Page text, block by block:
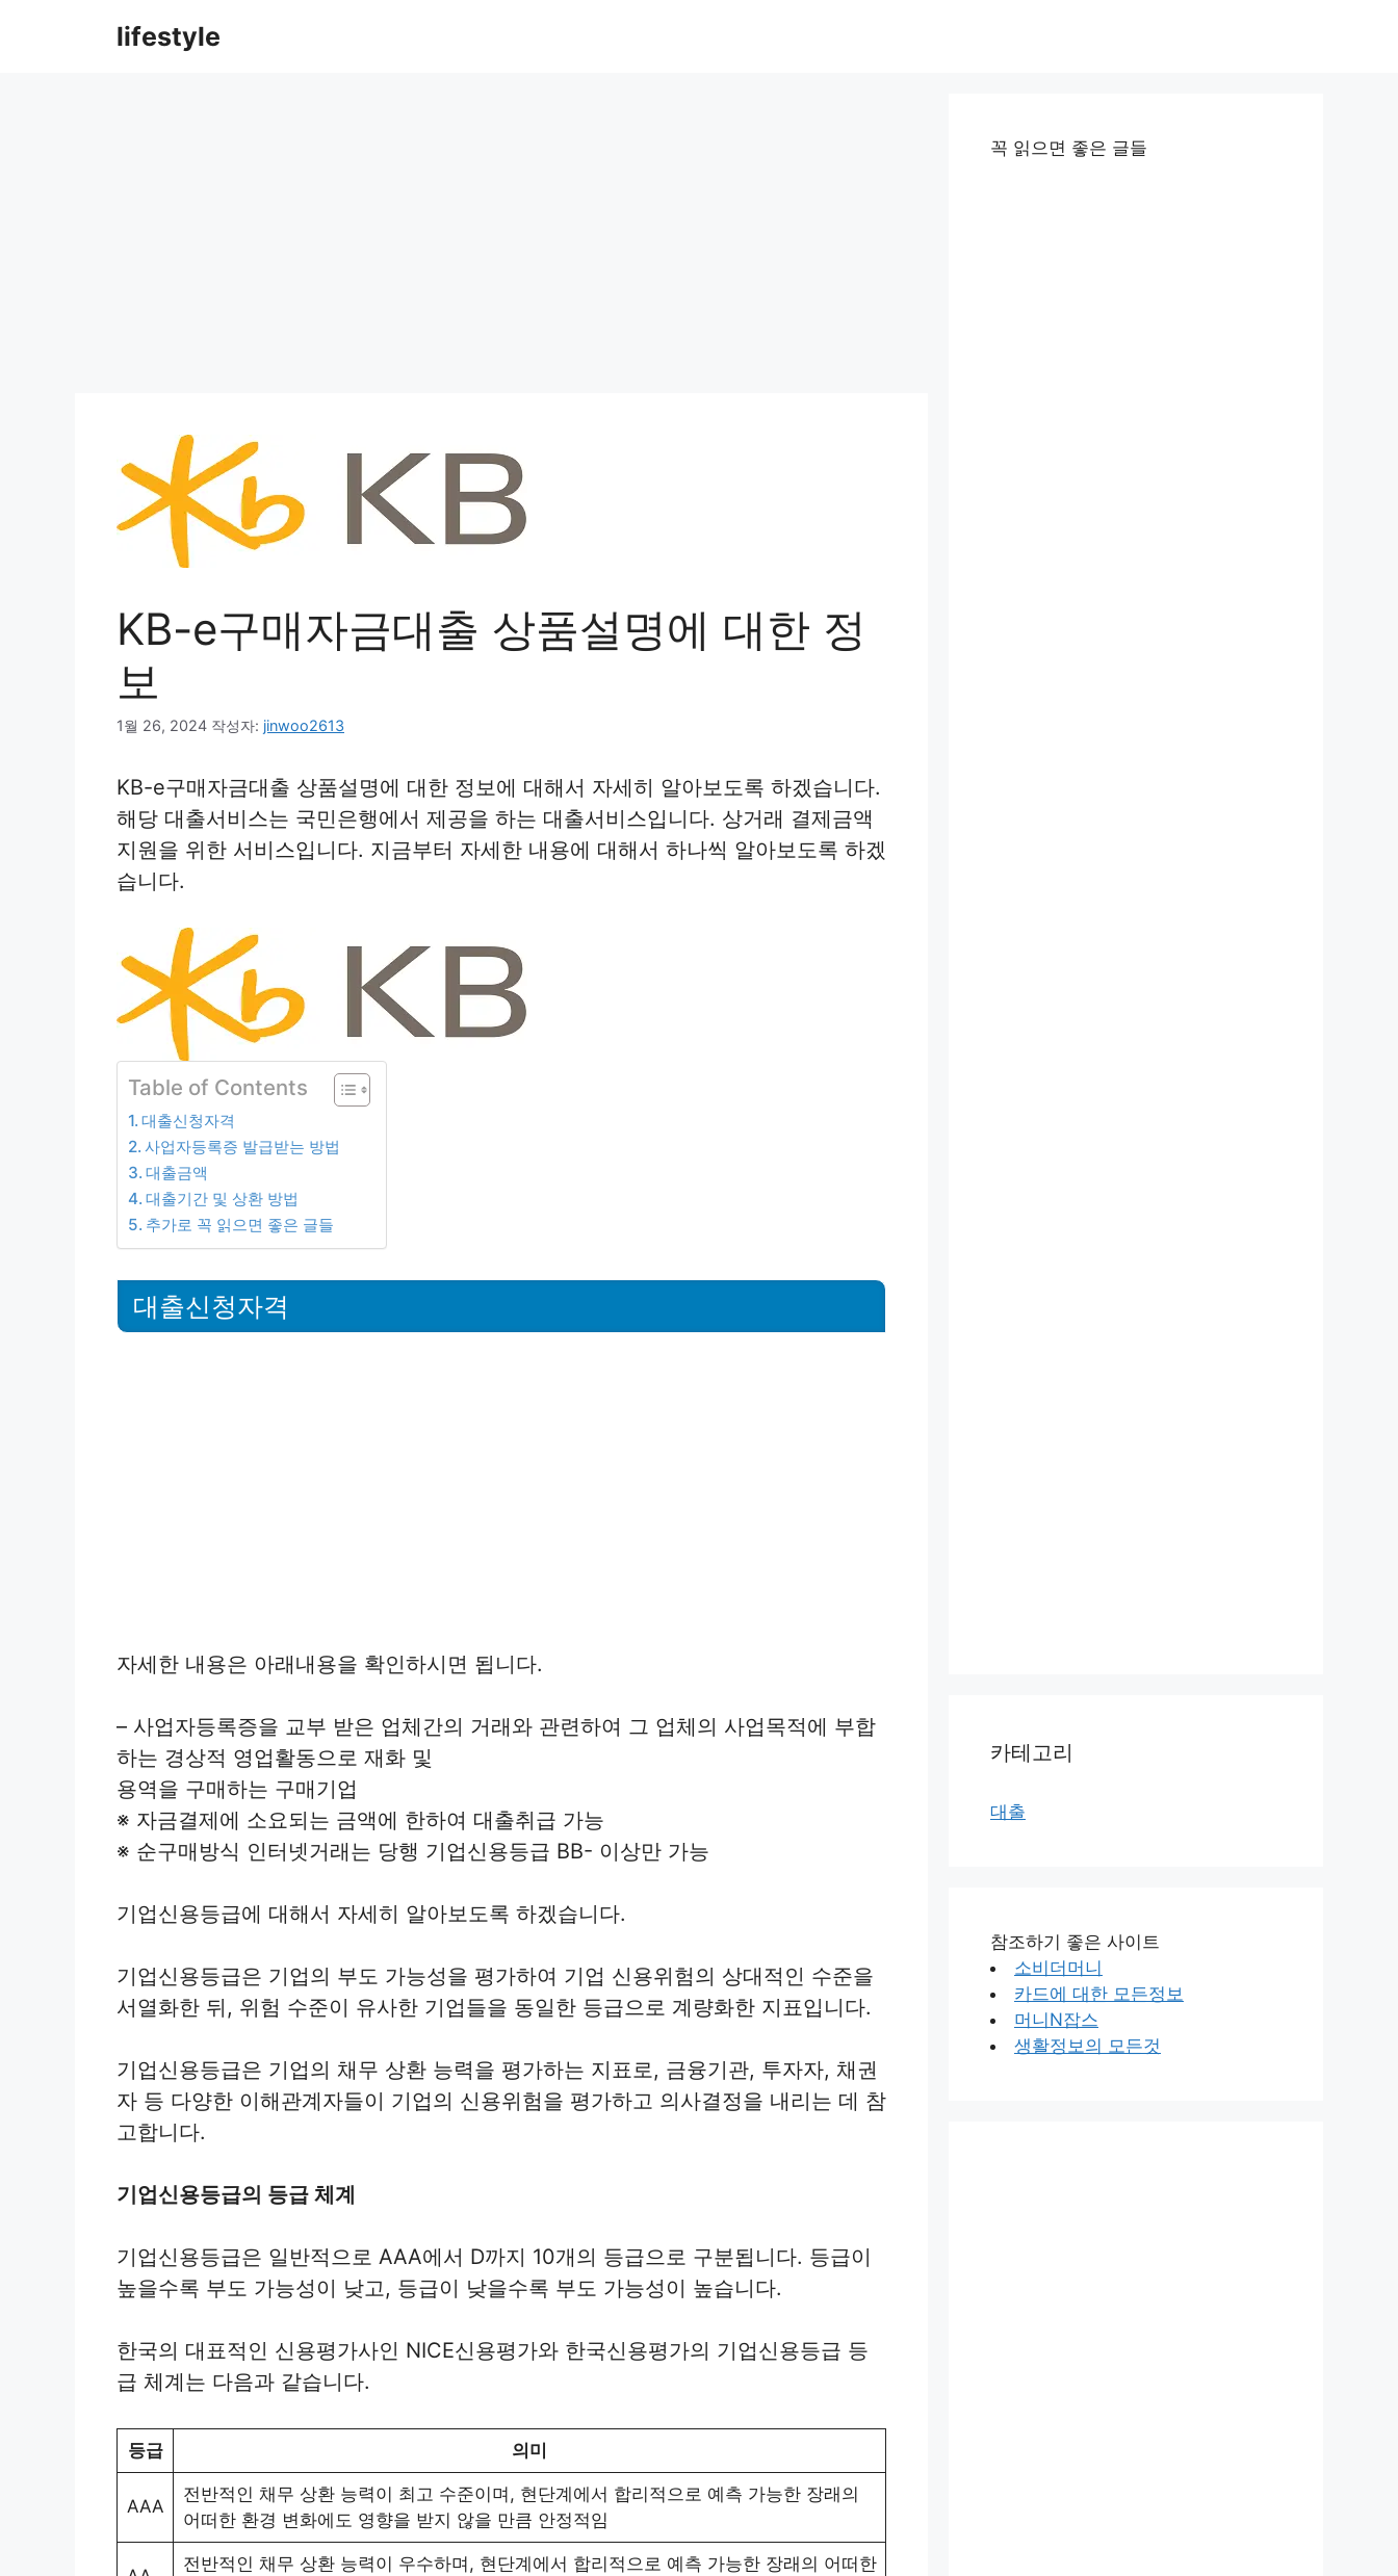
lifestyle
KB-e구매자금대출 상품설명에 대한 정
보
1월 26, 2024 작성자: jinwoo2613
KB-e구매자금대출 상품설명에 대한 정보에 대해서 자세히 알아보도록 하겠습니다.
해당 대출서비스는 국민은행에서 제공을 하는 대출서비스입니다. 상거래 결제금액
지원을 위한 서비스입니다. 지금부터 자세한 내용에 대해서 하나씩 알아보도록 하겠
습니다.
Table of Contents
대출신청자격
사업자등록증 발급받는 방법
대출금액
대출기간 및 상환 방법
추가로 꼭 읽으면 좋은 글들
대출신청자격
자세한 내용은 아래내용을 확인하시면 됩니다.
– 사업자등록증을 교부 받은 업체간의 거래와 관련하여 그 업체의 사업목적에 부합
하는 경상적 영업활동으로 재화 및
용역을 구매하는 구매기업
※ 자금결제에 소요되는 금액에 한하여 대출취급 가능
※ 순구매방식 인터넷거래는 당행 기업신용등급 BB- 이상만 가능
기업신용등급에 대해서 자세히 알아보도록 하겠습니다.
기업신용등급은 기업의 부도 가능성을 평가하여 기업 신용위험의 상대적인 수준을
서열화한 뒤, 위험 수준이 유사한 기업들을 동일한 등급으로 계량화한 지표입니다.
기업신용등급은 기업의 채무 상환 능력을 평가하는 지표로, 금융기관, 투자자, 채권
자 등 다양한 이해관계자들이 기업의 신용위험을 평가하고 의사결정을 내리는 데 참
고합니다.
기업신용등급의 등급 체계
기업신용등급은 일반적으로 AAA에서 D까지 10개의 등급으로 구분됩니다. 등급이
높을수록 부도 가능성이 낮고, 등급이 낮을수록 부도 가능성이 높습니다.
한국의 대표적인 신용평가사인 NICE신용평가와 한국신용평가의 기업신용등급 등
급 체계는 다음과 같습니다.
등급 의미
AAA
전반적인 채무 상환 능력이 최고 수준이며, 현단계에서 합리적으로 예측 가능한 장래의
어떠한 환경 변화에도 영향을 받지 않을 만큼 안정적임
전반적인 채무 상환 능력이 우수하며, 현단계에서 합리적으로 예측 가능한 장래의 어떠한
꼭 읽으면 좋은 글들
카테고리
대출
참조하기 좋은 사이트
소비더머니
카드에 대한 모든정보
머니N잡스
생활정보의 모든것